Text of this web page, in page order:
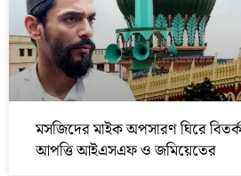
মসজিদের মাইক অপসারণ ঘিরে
আপত্তি আইএসএফ ও জমিয়েতের